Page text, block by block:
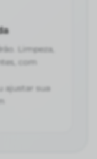
Limpeza,
com
ajustar sua